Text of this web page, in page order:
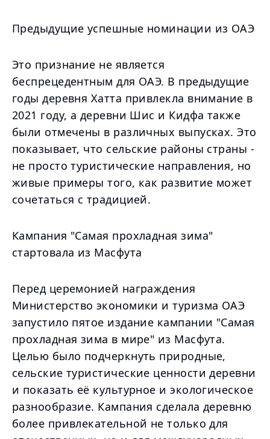
Предыдущие успешные номинации из ОАЭ
Это признание не является
беспрецедентным для ОАЭ. В предыдущие
годы деревня Хатта привлекла внимание в
2021 году, а деревни Шис и Кидфа также
были отмечены в различных выпусках. Это
показывает, что сельские районы страны -
не просто туристические направления, но
живые примеры того, как развитие может
сочетаться с традицией.
Кампания "Самая прохладная зима"
стартовала из Масфута
Перед церемонией награждения
Министерство экономики и туризма ОАЭ
запустило пятое издание кампании "Самая
прохладная зима в мире" из Масфута.
Целью было подчеркнуть природные,
сельские туристические ценности деревни
и показать её культурное и экологическое
разнообразие. Кампания сделала деревню
более привлекательной не только для